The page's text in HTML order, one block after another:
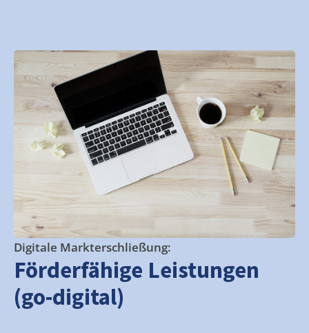
Digitale Markterschließung:
Förderfähige Leistungen
(go-digital)